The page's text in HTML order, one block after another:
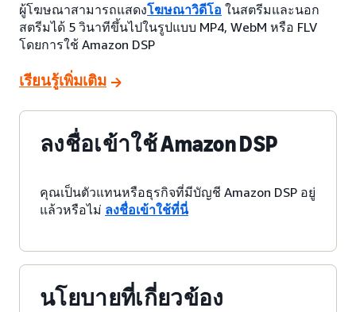
ผู้โฆษณาสามารถแสดงโฆษณาวิดีโอ ในสตรีมและนอก
สตรีมได้ 5 วินาทีขึ้นไปในรูปแบบ MP4, WebM หรือ FLV
โดยการใช้ Amazon DSP
เรียนรู้เพิ่มเติม
ลงชื่อเข้าใช้ Amazon DSP
คุณเป็นตัวแทนหรือธุรกิจที่มีบัญชี Amazon DSP อยู่
แล้วหรือไม่ ลงชื่อเข้าใช้ที่นี่
นโยบายที่เกี่ยวข้อง